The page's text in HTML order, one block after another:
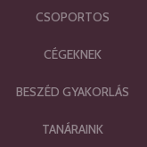
CSOPORTOS
CÉGEKNEK
BESZÉD GYAKORLÁS
TANÁRAINK